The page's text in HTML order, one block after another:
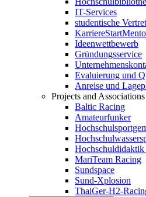
IT-Services
studentische
Ideenwettbewerb
Gründungsservice
Evaluierung und
Anreise und
Projects and Associations
Baltic Racing
Amateurfunker
MariTeam Racing
Sundspace
Sund-Xplosion
ThaiGer-H2-